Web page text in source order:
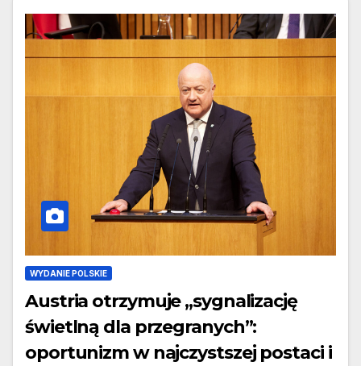
WYDANIE POLSKIE
Austria otrzymuje „sygnalizację
świetlną dla przegranych”:
oportunizm w najczystszej postaci i